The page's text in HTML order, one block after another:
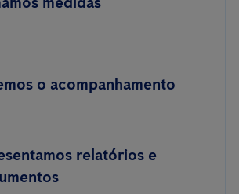
o acompanhamento
relatórios e